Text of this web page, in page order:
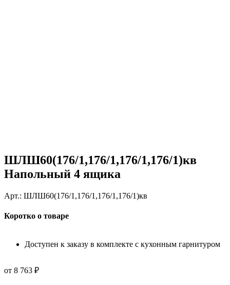
ШЛШ60(176/1,176/1,176/1,176/1)кв
Напольный 4 ящика
Арт.: ШЛШ60(176/1,176/1,176/1,176/1)кв
Коротко о товаре
Доступен к заказу в комплекте с кухонным гарнитуром
от 8 763 ₽